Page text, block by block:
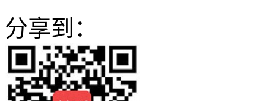
分享到：